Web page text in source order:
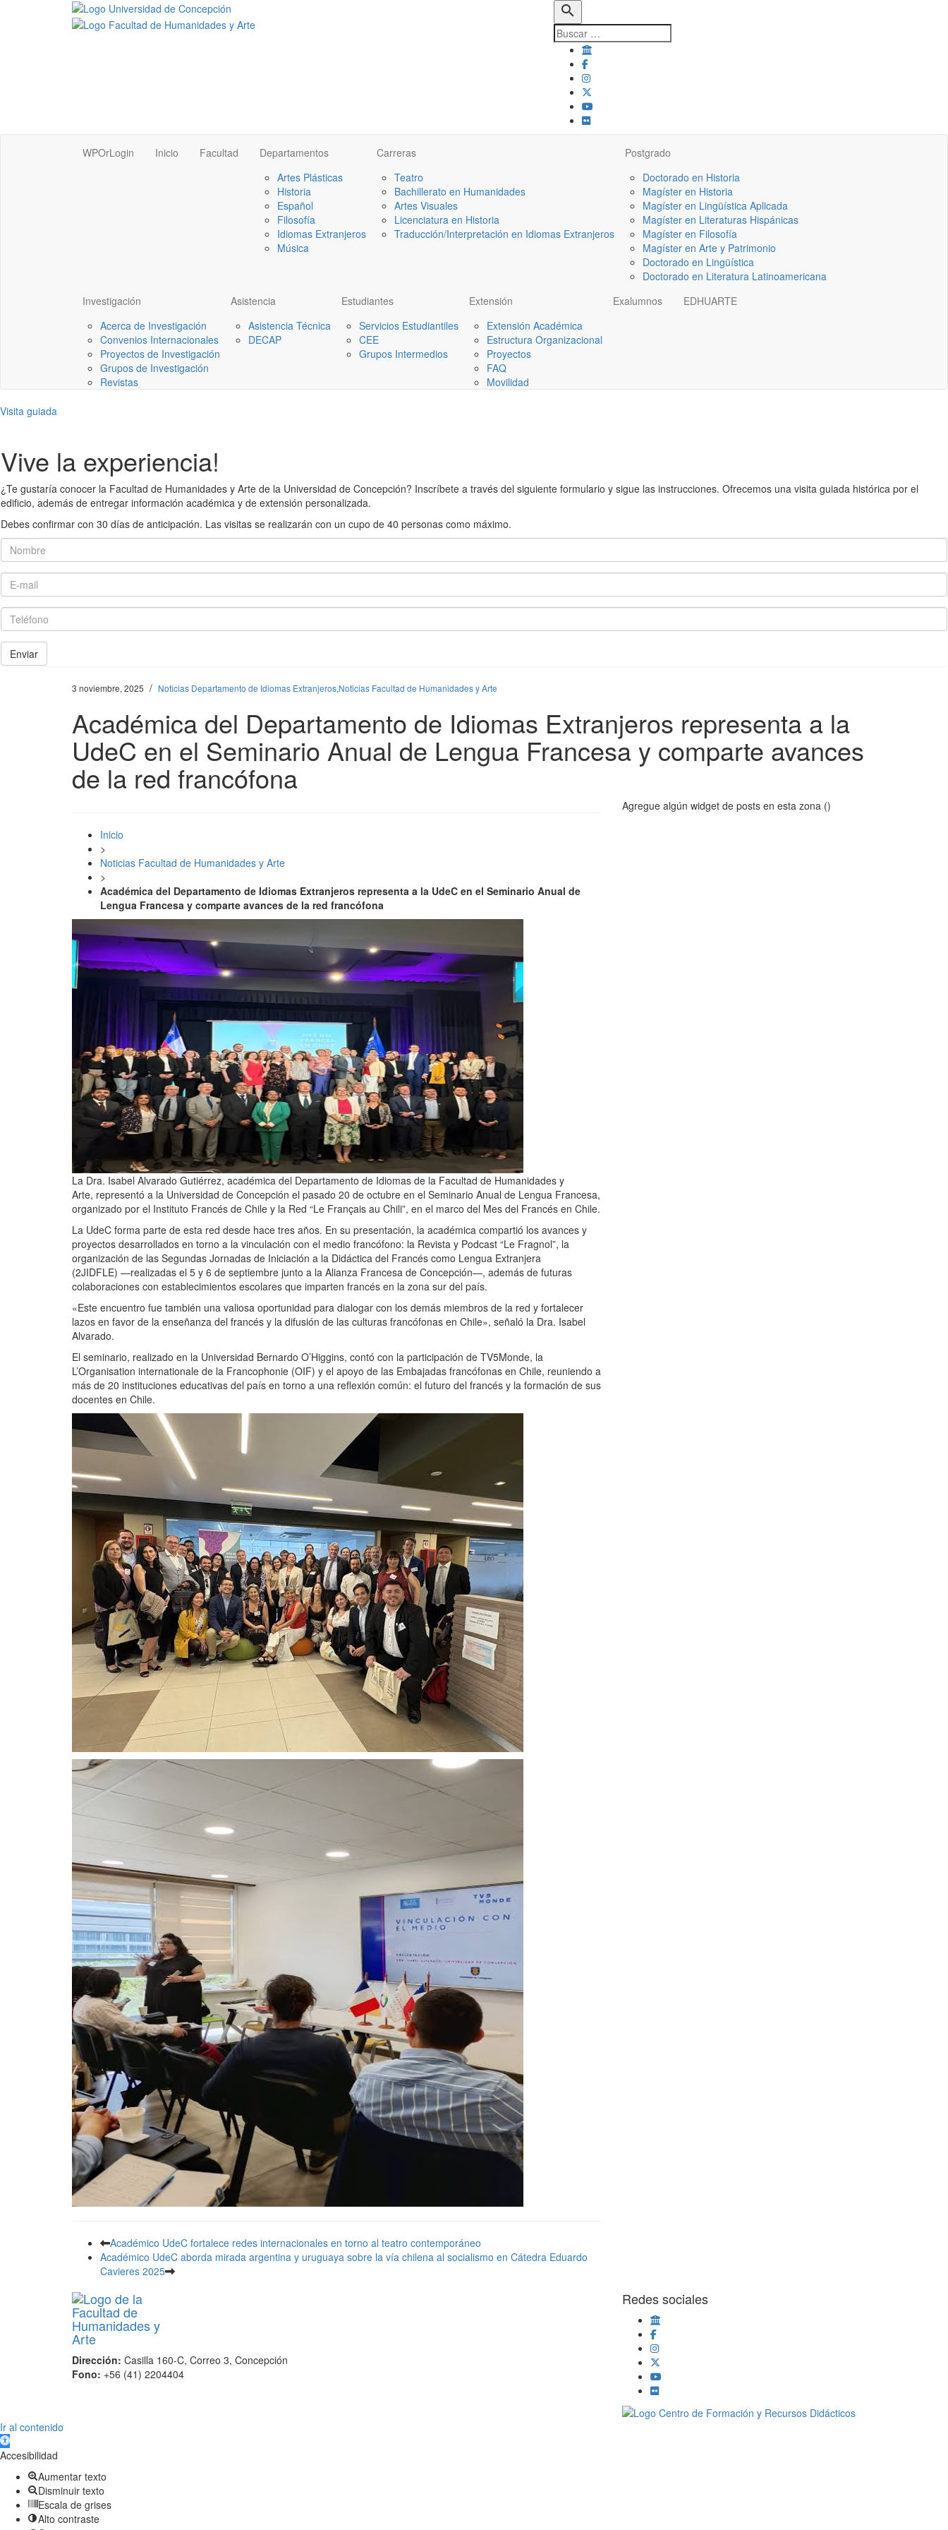
search
WPOrLogin Inicio Facultad
Departamentos
Artes Plásticas
Historia
Español
Filosofía
Idiomas Extranjeros
Música
Carreras
Teatro
Bachillerato en Humanidades
Artes Visuales
Licenciatura en Historia
Traducción/Interpretación en Idiomas Extranjeros
Postgrado
Doctorado en Historia
Magíster en Historia
Magíster en Lingüística Aplicada
Magíster en Literaturas Hispánicas
Magíster en Filosofía
Magíster en Arte y Patrimonio
Doctorado en Lingüística
Doctorado en Literatura Latinoamericana
Investigación
Acerca de Investigación
Convenios Internacionales
Proyectos de Investigación
Grupos de Investigación
Revistas
Asistencia
Asistencia Técnica
DECAP
Estudiantes
Servicios Estudiantiles
CEE
Grupos Intermedios
Extensión
Extensión Académica
Estructura Organizacional
Proyectos
FAQ
Movilidad
Exalumnos EDHUARTE
Visita guiada
Vive la experiencia!
¿Te gustaría conocer la Facultad de Humanidades y Arte de la Universidad de Concepción? Inscríbete a través del siguiente formulario y sigue las instrucciones. Ofrecemos una visita guiada histórica por el
edificio, además de entregar información académica y de extensión personalizada.
Debes confirmar con 30 días de anticipación. Las visitas se realizarán con un cupo de 40 personas como máximo.
Nombre
E-mail
Teléfono
Enviar
3 noviembre, 2025 / Noticias Departamento de Idiomas Extranjeros,Noticias Facultad de Humanidades y Arte
Académica del Departamento de Idiomas Extranjeros representa a la
UdeC en el Seminario Anual de Lengua Francesa y comparte avances
de la red francófona
Inicio
>
Noticias Facultad de Humanidades y Arte
>
Académica del Departamento de Idiomas Extranjeros representa a la UdeC en el Seminario Anual de
Lengua Francesa y comparte avances de la red francófona
La Dra. Isabel Alvarado Gutiérrez, académica del Departamento de Idiomas de la Facultad de Humanidades y
Arte, representó a la Universidad de Concepción el pasado 20 de octubre en el Seminario Anual de Lengua Francesa,
organizado por el Instituto Francés de Chile y la Red “Le Français au Chili”, en el marco del Mes del Francés en Chile.
La UdeC forma parte de esta red desde hace tres años. En su presentación, la académica compartió los avances y
proyectos desarrollados en torno a la vinculación con el medio francófono: la Revista y Podcast “Le Fragnol”, la
organización de las Segundas Jornadas de Iniciación a la Didáctica del Francés como Lengua Extranjera
(2JIDFLE) —realizadas el 5 y 6 de septiembre junto a la Alianza Francesa de Concepción—, además de futuras
colaboraciones con establecimientos escolares que imparten francés en la zona sur del país.
«Este encuentro fue también una valiosa oportunidad para dialogar con los demás miembros de la red y fortalecer
lazos en favor de la enseñanza del francés y la difusión de las culturas francófonas en Chile», señaló la Dra. Isabel
Alvarado.
El seminario, realizado en la Universidad Bernardo O’Higgins, contó con la participación de TV5Monde, la
L’Organisation internationale de la Francophonie (OIF) y el apoyo de las Embajadas francófonas en Chile, reuniendo a
más de 20 instituciones educativas del país en torno a una reflexión común: el futuro del francés y la formación de sus
docentes en Chile.
Académico UdeC fortalece redes internacionales en torno al teatro contemporáneo
Académico UdeC aborda mirada argentina y uruguaya sobre la vía chilena al socialismo en Cátedra Eduardo
Cavieres 2025
Agregue algún widget de posts en esta zona ()
Dirección: Casilla 160-C, Correo 3, Concepción
Fono: +56 (41) 2204404
Redes sociales
Scroll
Up
Ir al contenido
Abrir barra de herramientas
Accesibilidad
Aumentar texto
Disminuir texto
Escala de grises
Alto contraste